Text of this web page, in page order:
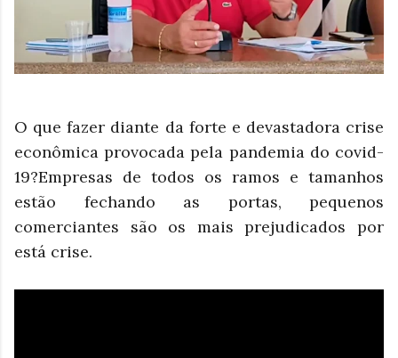
O que fazer diante da forte e devastadora crise
econômica provocada pela pandemia do covid-
19?Empresas de todos os ramos e tamanhos
estão fechando as portas, pequenos
comerciantes são os mais prejudicados por
está crise.